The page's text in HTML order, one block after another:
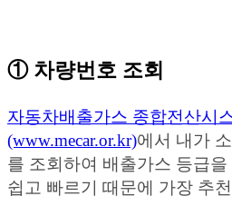
① 차량번호 조회
자동차배출가스 종합전산시
(www.mecar.or.kr)에서 내가
를 조회하여 배출가스 등급
쉽고 빠르기 때문에 가장 추